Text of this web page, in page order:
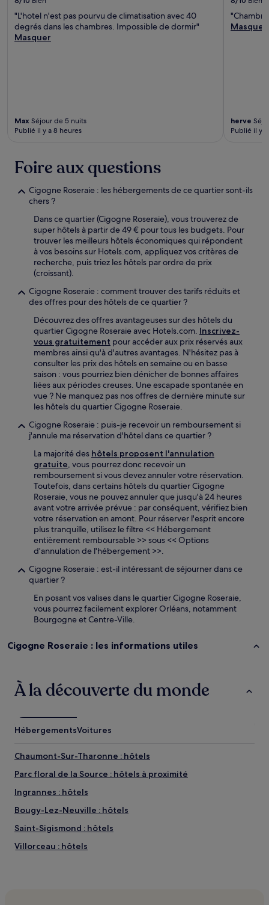
"L'hotel n'est pas pourvu de climatisation avec 40
degrés dans les chambres. Impossible de dormir"
Masquer
Max Séjour de 5 nuits
Publié il y a 8 heures
Masquer
herve
Publié il y
Foire aux questions
Cigogne Roseraie : les hébergements de ce quartier sont-ils
chers ?
Dans ce quartier (Cigogne Roseraie), vous trouverez de
super hôtels à partir de 49 € pour tous les budgets. Pour
trouver les meilleurs hôtels économiques qui répondent
à vos besoins sur Hotels.com, appliquez vos critères de
recherche, puis triez les hôtels par ordre de prix
(croissant).
Cigogne Roseraie : comment trouver des tarifs réduits et
des offres pour des hôtels de ce quartier ?
Découvrez des offres avantageuses sur des hôtels du
quartier Cigogne Roseraie avec Hotels.com. Inscrivez-
vous gratuitement pour accéder aux prix réservés aux
membres ainsi qu'à d'autres avantages. N'hésitez pas à
consulter les prix des hôtels en semaine ou en basse
saison : vous pourriez bien dénicher de bonnes affaires
liées aux périodes creuses. Une escapade spontanée en
vue ? Ne manquez pas nos offres de dernière minute sur
les hôtels du quartier Cigogne Roseraie.
Cigogne Roseraie : puis-je recevoir un remboursement si
j'annule ma réservation d'hôtel dans ce quartier ?
La majorité des hôtels proposent l'annulation
gratuite, vous pourrez donc recevoir un
remboursement si vous devez annuler votre réservation.
Toutefois, dans certains hôtels du quartier Cigogne
Roseraie, vous ne pouvez annuler que jusqu'à 24 heures
avant votre arrivée prévue : par conséquent, vérifiez bien
votre réservation en amont. Pour réserver l'esprit encore
plus tranquille, utilisez le filtre << Hébergement
entièrement remboursable >> sous << Options
d'annulation de l'hébergement >>.
Cigogne Roseraie : est-il intéressant de séjourner dans ce
quartier ?
En posant vos valises dans le quartier Cigogne Roseraie,
vous pourrez facilement explorer Orléans, notamment
Bourgogne et Centre-Ville.
Cigogne Roseraie : les informations utiles
À la découverte du monde
HébergementsVoitures
Chaumont-Sur-Tharonne : hôtels
Parc floral de la Source : hôtels à proximité
Ingrannes : hôtels
Bougy-Lez-Neuville : hôtels
Saint-Sigismond : hôtels
Villorceau : hôtels